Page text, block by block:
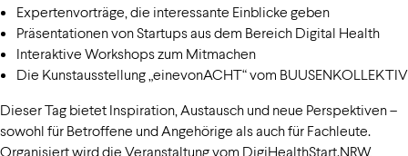
Expertenvorträge, die interessante Einblicke geben
Präsentationen von Startups aus dem Bereich Digital Health
Interaktive Workshops zum Mitmachen
Die Kunstausstellung „einevonACHT“ vom BUUSENKOLLEKTIV
Dieser Tag bietet Inspiration, Austausch und neue Perspektiven –
sowohl für Betroffene und Angehörige als auch für Fachleute.
Organisiert wird die Veranstaltung vom DigiHealthStart.NRW,